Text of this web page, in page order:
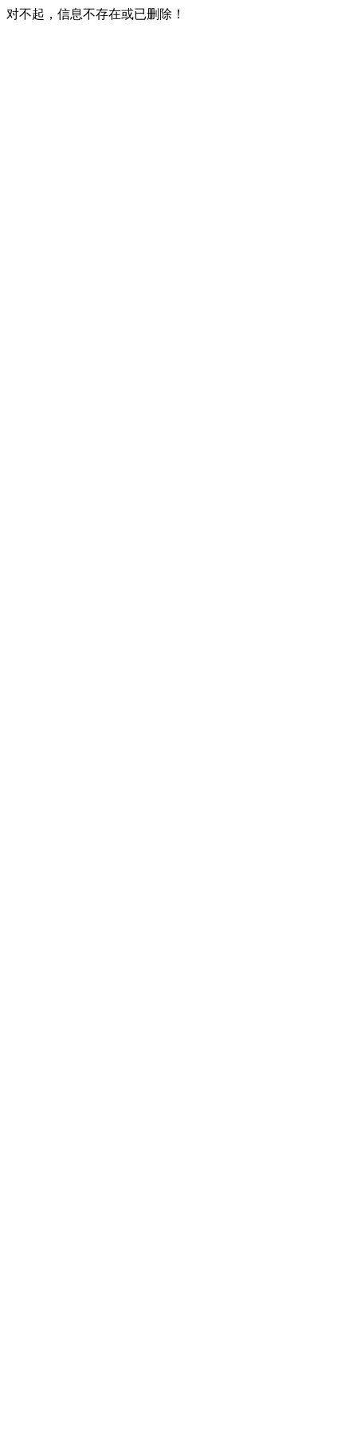
对不起，信息不存在或已删除！